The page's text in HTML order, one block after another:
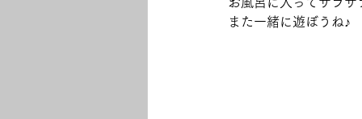
また一緒に遊ぼうね♪